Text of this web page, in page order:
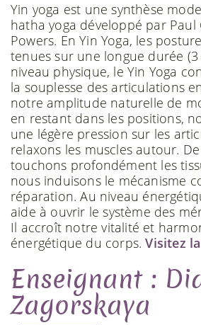
Yin yoga est une synthèse
hatha yoga développé par Paul
Powers. En Yin Yoga, les
tenues sur une longue durée (3
niveau physique, le Yin Yoga
la souplesse des articulations
notre amplitude naturelle de
en restant dans les positions,
une légère pression sur les
relaxons les muscles autour.
touchons profondément les
nous induisons le mécanisme
réparation. Au niveau
aide à ouvrir le système des
Il accroît notre vitalité et
énergétique du corps.Visitez
Enseignant :
Zagorskaya